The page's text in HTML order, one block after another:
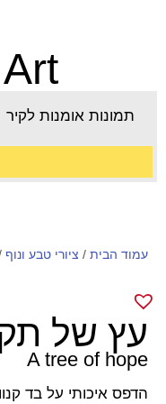
תמונות אומנות לקיר
מעל 800
עמוד הבית / ציורי טבע ונוף
עץ של
A tree of hope
הדפס איכותי על בד